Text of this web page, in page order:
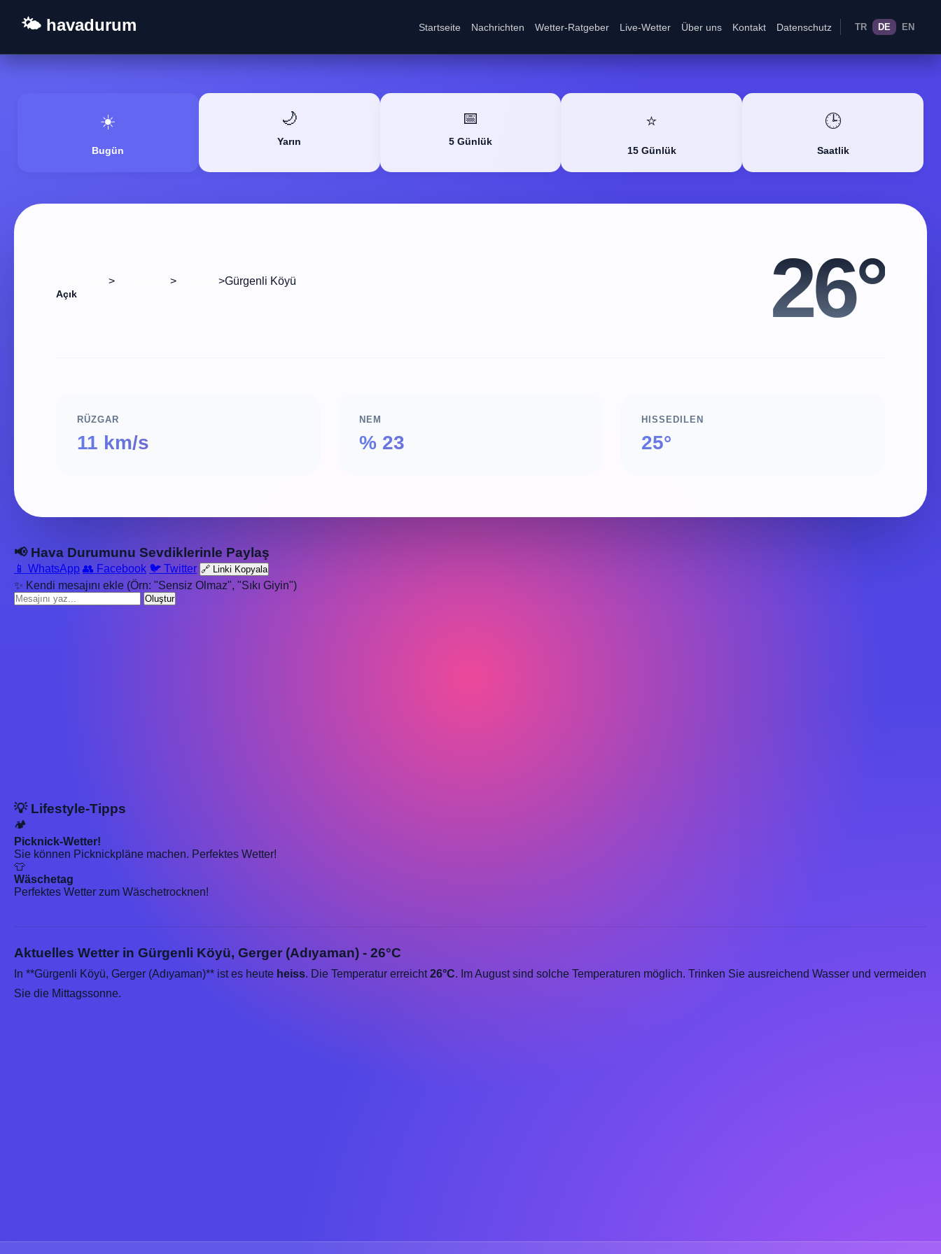
🌤️ havadurum Startseite Nachrichten Wetter-Ratgeber Live-Wetter Über uns Kontakt Datenschutz TR DE EN
☀️
Bugün
🌙
Yarın
📅
5 Günlük
⭐
15 Günlük
🕒
Saatlik
> > >Gürgenli Köyü
Açık 26°
RÜZGAR
11 km/s
NEM
% 23
HISSEDILEN
25°
📢 Hava Durumunu Sevdiklerinle Paylaş
📱 WhatsApp 👥 Facebook 🐦 Twitter 🔗 Linki Kopyala
✨ Kendi mesajını ekle (Örn: "Sensiz Olmaz", "Sıkı Giyin")
Oluştur
💡 Lifestyle-Tipps
🏕️
Picknick-Wetter!
Sie können Picknickpläne machen. Perfektes Wetter!
👕
Wäschetag
Perfektes Wetter zum Wäschetrocknen!
Aktuelles Wetter in Gürgenli Köyü, Gerger (Adıyaman) - 26°C
In **Gürgenli Köyü, Gerger (Adıyaman)** ist es heute heiss. Die Temperatur erreicht26°C. Im August sind solche Temperaturen möglich. Trinken Sie ausreichend Wasser und vermeiden
Sie die Mittagssonne.